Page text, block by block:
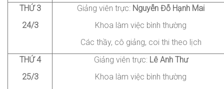
THỨ 3
24/3
Giảng viên trực: Nguyễn Đỗ Hạnh Mai
Khoa làm việc bình thường
Các thầy, cô giảng, coi thitheo lịch
THỨ 4
25/3
Giảng viên trực: LêAnh Thư
Khoa làm việc bình thường